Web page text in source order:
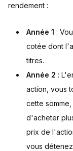
rendement :
Année 1 :
cotée dont
titres.
Année 2 :
action, vous
cette
d'acheter
prix de
vous détenez